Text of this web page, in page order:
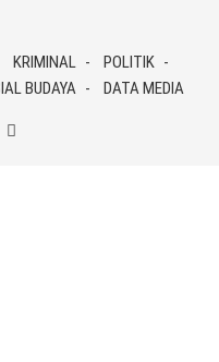
KRIMINAL
POLITIK
BUDAYA DATA MEDIA